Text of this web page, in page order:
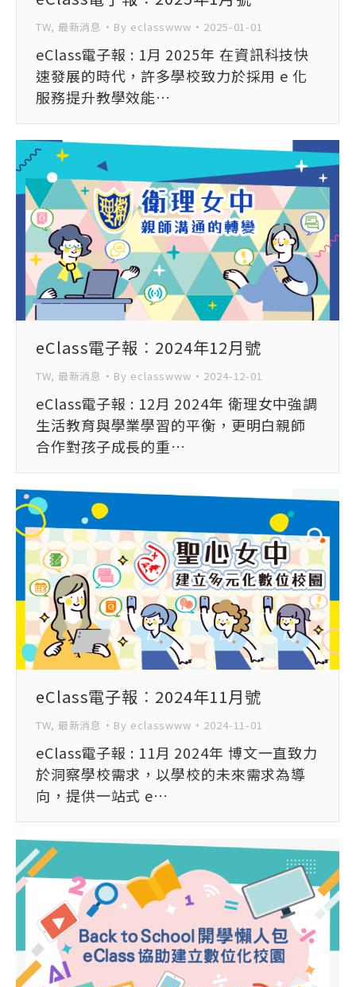
TW, 最新消息 By eclasswww 2025-01-01
eClass電子報 : 1月 2025年 在資訊科技快
速發展的時代，許多學校致力於採用 e 化
服務提升教學效能…
eClass電子報︰2024年12月號
TW, 最新消息 By eclasswww 2024-12-01
eClass電子報 : 12月 2024年 衛理女中強調
生活教育與學業學習的平衡，更明白親師
合作對孩子成長的重…
eClass電子報︰2024年11月號
TW, 最新消息 By eclasswww 2024-11-01
eClass電子報 : 11月 2024年 博文一直致力
於洞察學校需求，以學校的未來需求為導
向，提供一站式 e…